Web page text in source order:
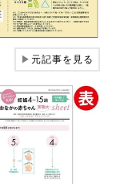
▶元記事を見る